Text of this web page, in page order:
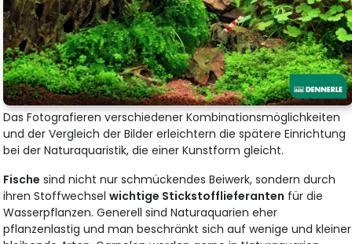
Das Fotografieren verschiedener Kombinationsmöglichkeiten
und der Vergleich der Bilder erleichtern die spätere Einrichtung
bei der Naturaquaristik, die einer Kunstform gleicht.
Fische sind nicht nur schmückendes Beiwerk, sondern durch
ihren Stoffwechselwichtige Stickstofflieferanten für die
Wasserpflanzen. Generell sind Naturaquarien eher
pflanzenlastig und man beschränkt sich auf wenige und kleiner